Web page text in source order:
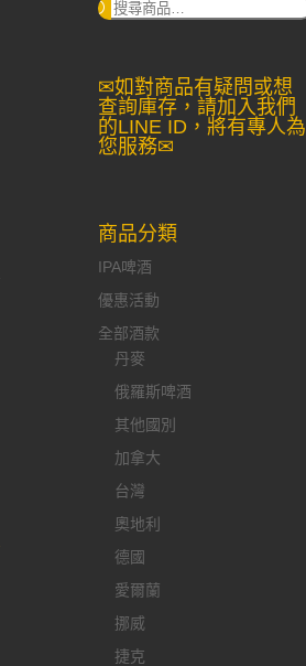
✉如對商品有疑問或想
查詢庫存，請加入我們
的LINE ID，將有專人為
您服務✉
商品分類
IPA啤酒
優惠活動
全部酒款
丹麥
俄羅斯啤酒
其他國別
加拿大
台灣
奧地利
德國
愛爾蘭
挪威
捷克